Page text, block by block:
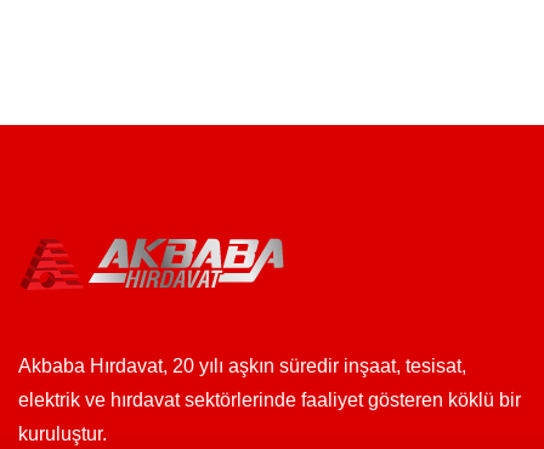
Akbaba Hırdavat, 20 yılı aşkın süredir inşaat, tesisat,
elektrik ve hırdavat sektörlerinde faaliyet gösteren köklü bir
kuruluştur.